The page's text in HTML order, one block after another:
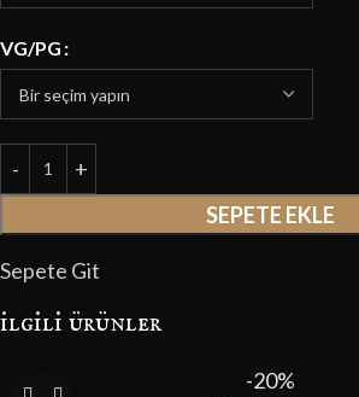
VG/PG
SEPETE EKLE
Sepete Git
i̇lgili ürünler
-20%